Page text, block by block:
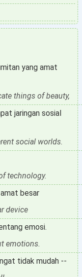
yang amat
things of beauty,
jaringan sosial
social worlds.
technology.
besar
device
emosi.
emotions.
tidak mudah --